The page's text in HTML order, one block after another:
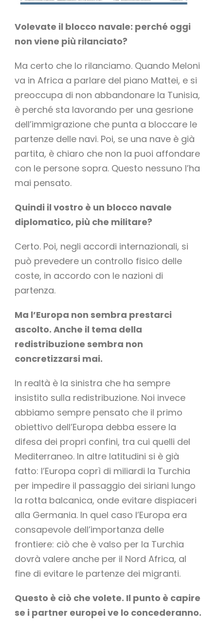
Volevate il blocco navale: perché oggi
non viene più rilanciato?
Ma certo che lo rilanciamo. Quando Meloni
va in Africa a parlare del piano Mattei, e si
preoccupa di non abbandonare la Tunisia,
è perché sta lavorando per una gesrione
dell’immigrazione che punta a bloccare le
partenze delle navi. Poi, se una nave è già
partita, è chiaro che non la puoi affondare
con le persone sopra. Questo nessuno l’ha
mai pensato.
Quindi il vostro è un blocco navale
diplomatico, più che militare?
Certo. Poi, negli accordi internazionali, si
può prevedere un controllo fisico delle
coste, in accordo con le nazioni di
partenza.
Ma l’Europa non sembra prestarci
ascolto. Anche il tema della
redistribuzione sembra non
concretizzarsi mai.
In realtà è la sinistra che ha sempre
insistito sulla redistribuzione. Noi invece
abbiamo sempre pensato che il primo
obiettivo dell’Europa debba essere la
difesa dei propri confini, tra cui quelli del
Mediterraneo. In altre latitudini si è già
fatto: l’Europa coprì di miliardi la Turchia
per impedire il passaggio dei siriani lungo
la rotta balcanica, onde evitare dispiaceri
alla Germania. In quel caso l’Europa era
consapevole dell’importanza delle
frontiere: ciò che è valso per la Turchia
dovrà valere anche per il Nord Africa, al
fine di evitare le partenze dei migranti.
Questo è ciò che volete. Il punto è capire
se i partner europei ve lo concederanno.